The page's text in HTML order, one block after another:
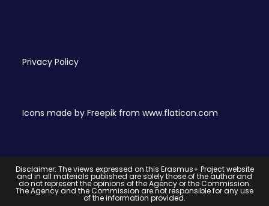
Privacy Policy
Icons made byFreepik fromwww.flaticon.com
Disclaimer: The views expressed on this Erasmus+ Project website
and in all materials published are solely those of the author and
do not represent the opinions of the Agency or the Commission.
The Agency and the Commission are not responsible for any use
of the information provided.